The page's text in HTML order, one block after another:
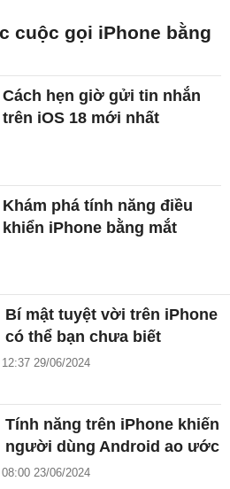
cuộc gọi iPhone bằng
Cách hẹn giờ gửi tin nhắn
trên iOS 18 mới nhất
Khám phá tính năng điều
khiển iPhone bằng mắt
Bí mật tuyệt vời trên iPhone
có thể bạn chưa biết
12:37 29/06/2024
Tính năng trên iPhone khiến
người dùng Android ao ước
08:00 23/06/2024